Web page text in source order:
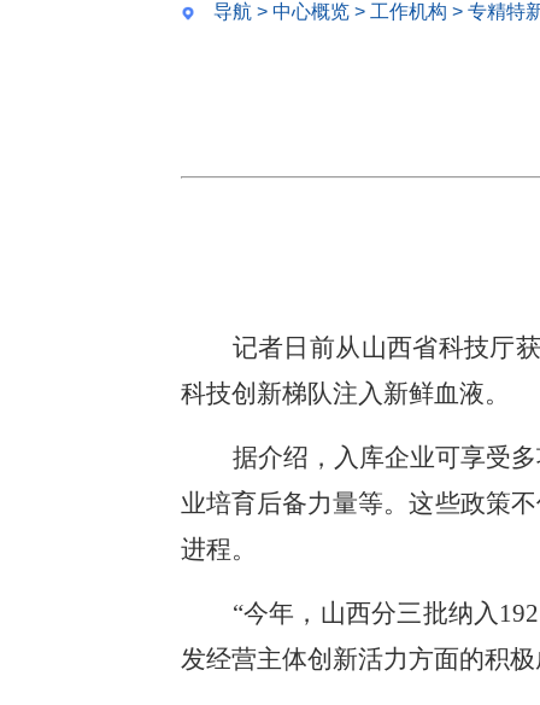
导航 > 中心概览 > 工作机构 > 专精特
记者日前从山西省科技厅
科技创新梯队注入新鲜血液。
据介绍，入库企业可享受
业培育后备力量等。这些政策
进程。
“今年，山西分三批纳入
发经营主体创新活力方面的积